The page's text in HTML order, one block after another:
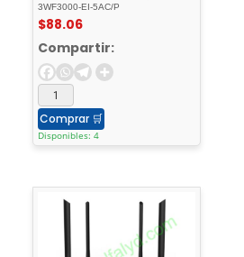
3WF3000-EI-5AC/P
$88.06
Compartir:
Comprar 🛒
Disponibles: 4